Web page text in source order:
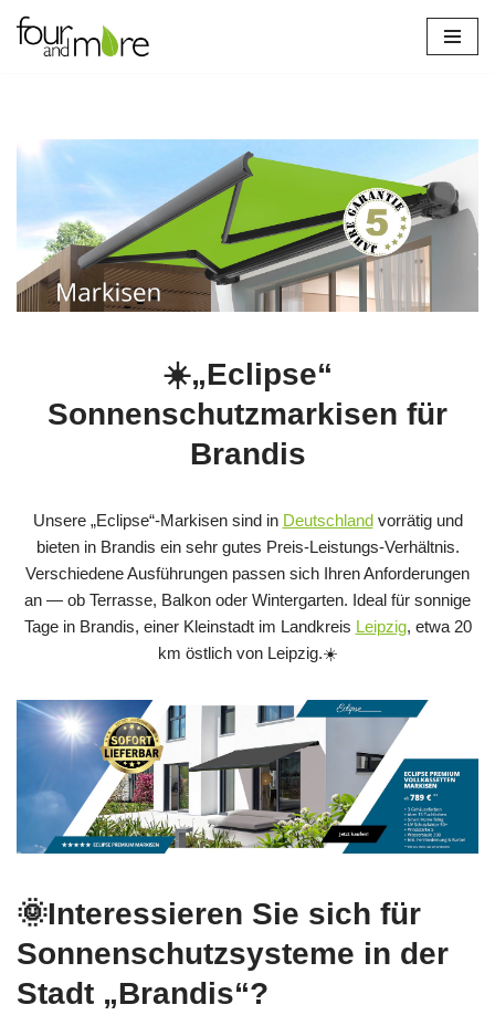
Zum
☀️„Eclipse“
Sonnenschutzmarkisen für
Brandis
Unsere „Eclipse“-Markisen sind in Deutschlandvorrätig und
bieten in Brandis ein sehr gutes Preis‑Leistungs‑Verhältnis.
Verschiedene Ausführungen passen sich Ihren Anforderungen
an — ob Terrasse, Balkon oder Wintergarten. Ideal für sonnige
Tage in Brandis, einer Kleinstadt im Landkreis Leipzig, etwa 20
km östlich von Leipzig.☀️
🌞Interessieren Sie sich für
Sonnenschutzsysteme in der
Stadt „Brandis“?